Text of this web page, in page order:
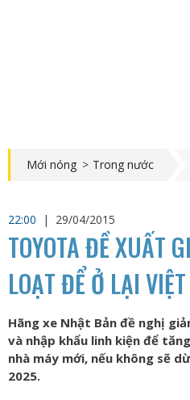
Mới nóng > Trong nước
22:00
| 29/04/2015
TOYOTA ĐỀ XUẤT
LOẠT ĐỂ Ở LẠI
Hãng xe Nhật Bản đề nghị
và nhập khẩu linh kiện để
nhà máy mới, nếu không sẽ
2025.